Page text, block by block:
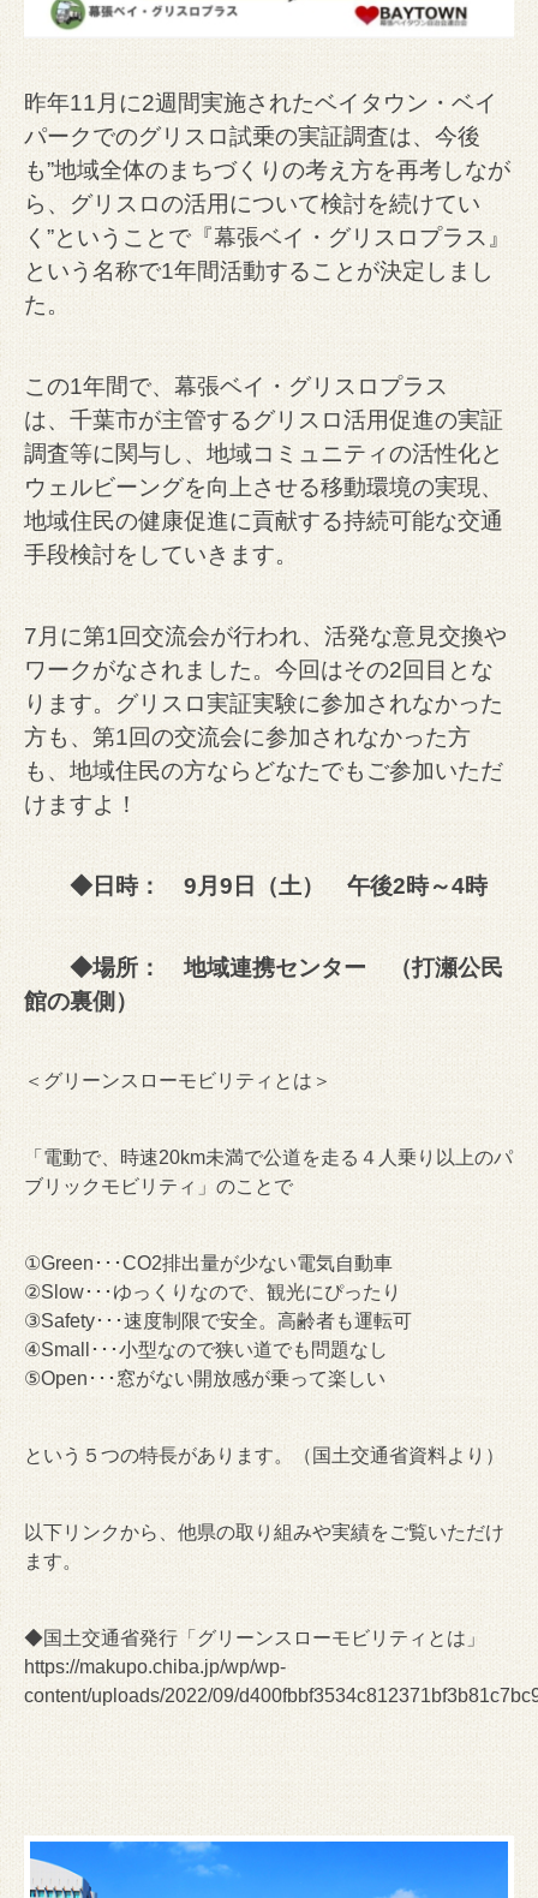
昨年11月に2週間実施されたベイタウン・ベイ
パークでのグリスロ試乗の実証調査は、今後
も”地域全体のまちづくりの考え方を再考しなが
ら、グリスロの活用について検討を続けてい
く”ということで『幕張ベイ・グリスロプラス』
という名称で1年間活動することが決定しまし
た。
この1年間で、幕張ベイ・グリスロプラス
は、千葉市が主管するグリスロ活用促進の実証
調査等に関与し、地域コミュニティの活性化と
ウェルビーングを向上させる移動環境の実現、
地域住民の健康促進に貢献する持続可能な交通
手段検討をしていきます。
7月に第1回交流会が行われ、活発な意見交換や
ワークがなされました。今回はその2回目とな
ります。グリスロ実証実験に参加されなかった
方も、第1回の交流会に参加されなかった方
も、地域住民の方ならどなたでもご参加いただ
けますよ！
◆日時： 9月9日（土） 午後2時～4時
◆場所： 地域連携センター （打瀬公民
館の裏側）
＜グリーンスローモビリティとは＞
「電動で、時速20km未満で公道を走る４人乗り以上のパ
ブリックモビリティ」のことで
①Green･･･CO2排出量が少ない電気自動車
②Slow･･･ゆっくりなので、観光にぴったり
③Safety･･･速度制限で安全。高齢者も運転可
④Small･･･小型なので狭い道でも問題なし
⑤Open･･･窓がない開放感が乗って楽しい
という５つの特長があります。（国土交通省資料より）
以下リンクから、他県の取り組みや実績をご覧いただけ
ます。
◆国土交通省発行「グリーンスローモビリティとは」
https://makupo.chiba.jp/wp/wp-
content/uploads/2022/09/